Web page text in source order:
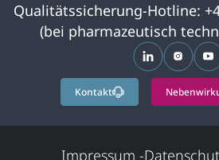
Qualitätssicherung-Hotline:
(bei pharmazeutisch
wird in einer
wird in
Kontakt
Impressum -